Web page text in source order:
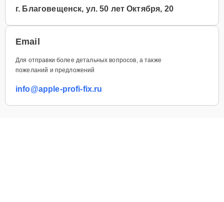
г. Благовещенск, ул. 50 лет Октября, 20
Email
Для отправки более детальных вопросов, а также
пожеланий и предложений
info@apple-profi-fix.ru